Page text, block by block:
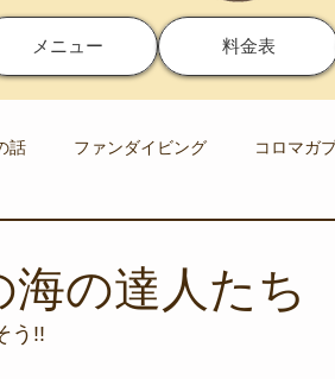
メニュー 料金表
話 ファンダイビング コロマガ
取材
海の達人たち
う!!